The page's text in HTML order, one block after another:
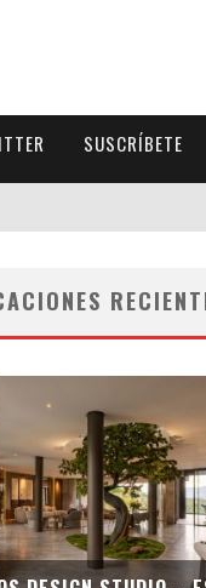
SUSCRÍBETE